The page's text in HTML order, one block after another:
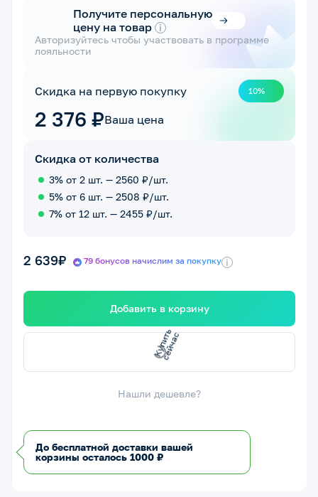
Получите персональную
цену на товар i
Авторизуйтесь чтобы участвовать в программе
лояльности
Скидка на первую покупку 10%
2 376 ₽Ваша цена
Скидка от количества
3% от 2 шт. — 2560 ₽/шт.
5% от 6 шт. — 2508 ₽/шт.
7% от 12 шт. — 2455 ₽/шт.
2 639₽ 79 бонусов начислим за покупку i
Добавить в корзину
К
у
п
и
т
ь
с
е
й
ч
а
с
Нашли дешевле?
До бесплатной доставки вашей
корзины осталось 1000 ₽